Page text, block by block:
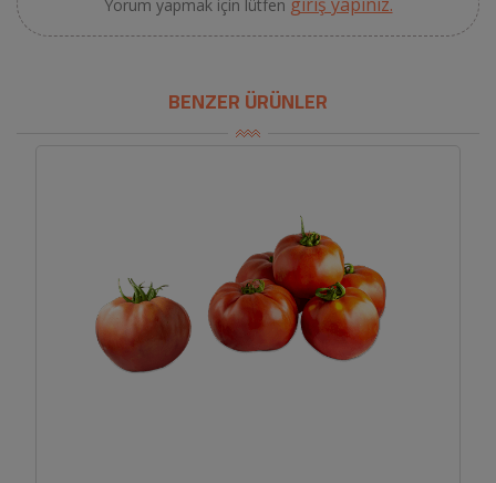
Yorum yapmak için lütfen
BENZER ÜRÜNLER